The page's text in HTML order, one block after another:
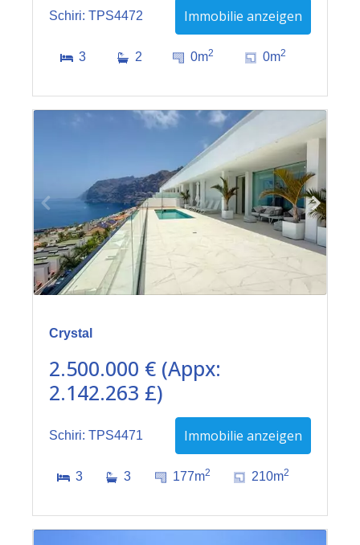
Schiri: TPS4472 Immobilie anzeigen
3 2 0m2 0m2
Crystal
2.500.000 € (Appx:
2.142.263 £)
Schiri: TPS4471 Immobilie anzeigen
3 3 177m2 210m2